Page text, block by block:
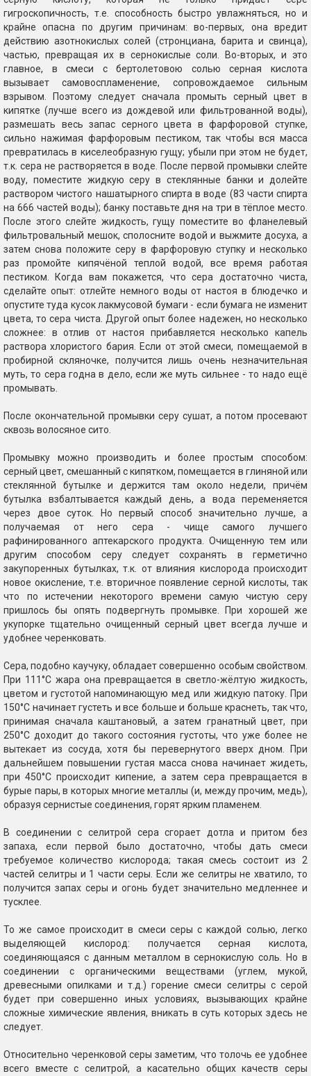
гигроскопичность, т.е. способность быстро увлажняться, но и
крайне опасна по другим причинам: во-первых, она вредит
действию азотнокислых солей (стронциана, барита и свинца),
частью, превращая их в сернокислые соли. Во-вторых, и это
главное, в смеси с бертолетовою солью серная кислота
вызывает самовоспламенение, сопровождаемое сильным
взрывом. Поэтому следует сначала промыть серный цвет в
кипятке (лучше всего из дождевой или фильтрованной воды),
размешать весь запас серного цвета в фарфоровой ступке,
сильно нажимая фарфоровым пестиком, так чтобы вся масса
превратилась в киселеобразную гущу; убыли при этом не будет,
т.к. сера не растворяется в воде. После первой промывки слейте
воду, поместите жидкую серу в стеклянные банки и долейте
раствором чистого нашатырного спирта в воде (83 части спирта
на 666 частей воды); банку поставьте дня на три в тёплое место.
После этого слейте жидкость, гущу поместите во фланелевый
фильтровальный мешок, сполосните водой и выжмите досуха, а
затем снова положите серу в фарфоровую ступку и несколько
раз промойте кипячёной теплой водой, все время работая
пестиком. Когда вам покажется, что сера достаточно чиста,
сделайте опыт: отлейте немного воды от настоя в блюдечко и
опустите туда кусок лакмусовой бумаги - если бумага не изменит
цвета, то сера чиста. Другой опыт более надежен, но несколько
сложнее: в отлив от настоя прибавляется несколько капель
раствора хлористого бария. Если от этой смеси, помещаемой в
пробирной скляночке, получится лишь очень незначительная
муть, то сера годна в дело, если же муть сильнее - то надо ещё
промывать.
После окончательной промывки серу сушат, а потом просевают
сквозь волосяное сито.
Промывку можно производить и более простым способом:
серный цвет, смешанный с кипятком, помещается в глиняной или
стеклянной бутылке и держится там около недели, причём
бутылка взбалтывается каждый день, а вода переменяется
через двое суток. Но первый способ значительно лучше, а
получаемая от него сера - чище самого лучшего
рафинированного аптекарского продукта. Очищенную тем или
другим способом серу следует сохранять в герметично
закупоренных бутылках, т.к. от влияния кислорода происходит
новое окисление, т.е. вторичное появление серной кислоты, так
что по истечении некоторого времени самую чистую серу
пришлось бы опять подвергнуть промывке. При хорошей же
укупорке тщательно очищенный серный цвет всегда лучше и
удобнее черенковать.
Сера, подобно каучуку, обладает совершенно особым свойством.
При 111°С жара она превращается в светло-жёлтую жидкость,
цветом и густотой напоминающую мед или жидкую патоку. При
150°С начинает густеть и все больше и больше краснеть, так что,
принимая сначала каштановый, а затем гранатный цвет, при
250°С доходит до такого состояния густоты, что уже более не
вытекает из сосуда, хотя бы перевернутого вверх дном. При
дальнейшем повышении густая масса снова начинает жидеть,
при 450°С происходит кипение, а затем сера превращается в
бурые пары, в которых многие металлы (и, между прочим, медь),
образуя сернистые соединения, горят ярким пламенем.
В соединении с селитрой сера сгорает дотла и притом без
запаха, если первой было достаточно, чтобы дать смеси
требуемое количество кислорода; такая смесь состоит из 2
частей селитры и 1 части серы. Если же селитры не хватило, то
получится запах серы и огонь будет значительно медленнее и
тусклее.
То же самое происходит в смеси серы с каждой солью, легко
выделяющей кислород: получается серная кислота,
соединяющаяся с данным металлом в сернокислую соль. Но в
соединении с органическими веществами (углем, мукой,
древесными опилками и т.д.) горение смеси селитры с серой
будет при совершенно иных условиях, вызывающих крайне
сложные химические явления, вникать в суть которых здесь не
следует.
Относительно черенковой серы заметим, что толочь ее удобнее
всего вместе с селитрой, а касательно общих качеств серы